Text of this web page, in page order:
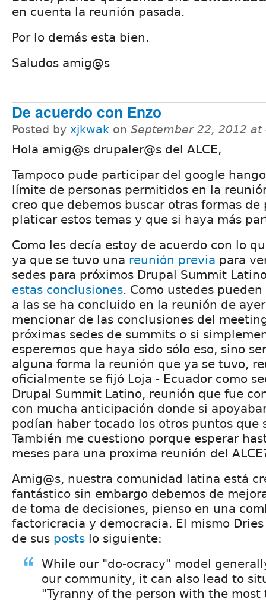
en cuenta la reunión pasada.
Por lo demás esta bien.
Saludos amig@s
De acuerdo con Enzo
Posted by xjkwak on September 22, 2012 at
Hola amig@s drupaler@s del ALCE,
Tampoco pude participar del google
límite de personas permitidos en la
creo que debemos buscar otras formas de
platicar estos temas y que si haya más
Como les decía estoy de acuerdo con lo
ya que se tuvo una reunión previa para
sedes para próximos Drupal Summit
estas conclusiones. Como ustedes
a las se ha concluido en la reunión de
mencionar de las conclusiones del
próximas sedes de summits o si
esperemos que haya sido sólo eso, sino
alguna forma la reunión que ya se tuvo,
oficialmente se fijó Loja - Ecuador como
Drupal Summit Latino, reunión que fue
con mucha anticipación donde si
podían haber tocado los otros puntos que
También me cuestiono porque esperar
meses para una proxima reunión del
Amig@s, nuestra comunidad latina está
fantástico sin embargo debemos de
de toma de decisiones, pienso en una
factoricracia y democracia. El mismo
de sus posts lo siguiente:
While our "do-ocracy" model
our community, it can also lead to
"Tyranny of the person with the